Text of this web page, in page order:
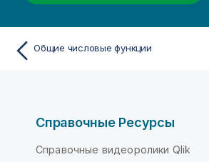
Общие числовые функции
Справочные Ресурсы
Справочные видеоролики Qlik